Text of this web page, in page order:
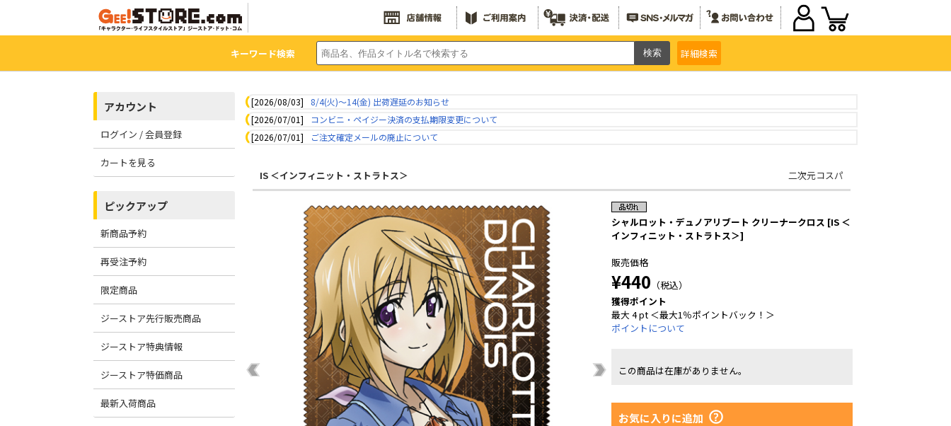
キーワード検索 詳細検索
アカウント
ログイン / 会員登録
カートを見る
ピックアップ
新商品予約
再受注予約
限定商品
ジーストア先行販売商品
ジーストア特典情報
ジーストア特価商品
最新入荷商品
[2026/08/03]
8/4(火)～14(金) 出荷遅延のお知らせ
[2026/07/01]
コンビニ・ペイジー決済の支払期限変更について
[2026/07/01]
ご注文確定メールの廃止について
IS ＜インフィニット・ストラトス＞ 二次元コスパ
シャルロット・デュノアリブート クリーナークロス [IS ＜
インフィニット・ストラトス＞]
販売価格
¥440 （税込）
獲得ポイント
最大 4 pt ＜最大1％ポイントバック！＞
ポイントについて
この商品は在庫がありません。
お気に入りに追加